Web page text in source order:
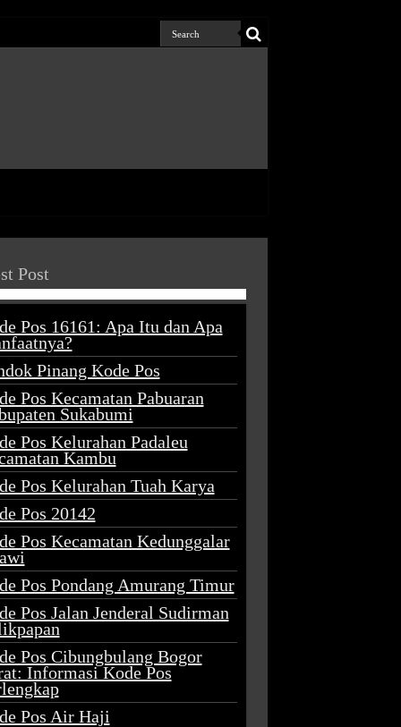
Post
Pos 16161: Apa Itu dan Apa
Pinang Kode Pos
Pos Kecamatan Pabuaran
Sukabumi
Pos Kelurahan Padaleu
Kambu
Pos Kelurahan Tuah Karya
Pos 20142
Pos Kecamatan Kedunggalar
Pos Pondang Amurang Timur
Pos Jalan Jenderal Sudirman
Pos Cibungbulang Bogor
Informasi Kode Pos
Pos Air Haji